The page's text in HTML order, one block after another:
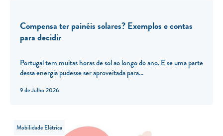
9 de Julho 2026
Compensa ter painéis solares? Exemplos e contas
para decidir
Portugal tem muitas horas de sol ao longo do ano. E se uma parte
dessa energia pudesse ser aproveitada para...
Mobilidade Elétrica